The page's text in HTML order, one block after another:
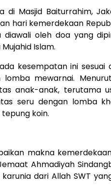
di Masjid Baiturrahim,
hari kemerdekaan
oleh doa yang
Islam.
kesempatan ini sesuai
mewarnai.
anak-anak, terutama
seru dengan lomba
koin.
makna
Ahmadiyah
dari Allah SWT